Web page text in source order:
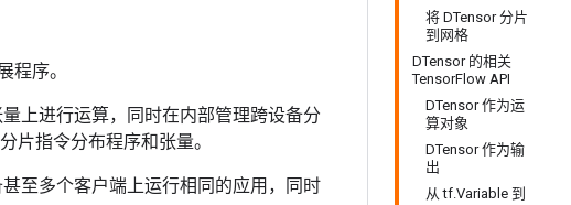
将 DTensor 分片
到网格
DTensor 的相关
TensorFlow API
DTensor 作为运
算对象
DTensor 作为输
出
从 tf.Variable 到
程序。
上进行运算，同时在内部管理跨设备分
片指令分布程序和张量。
至多个客户端上运行相同的应用，同时